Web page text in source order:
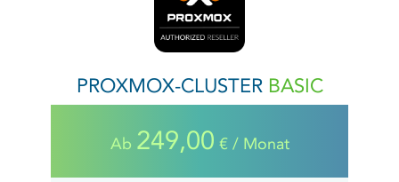
PROXMOX-CLUSTER BASIC
Ab 249,00 € / Monat